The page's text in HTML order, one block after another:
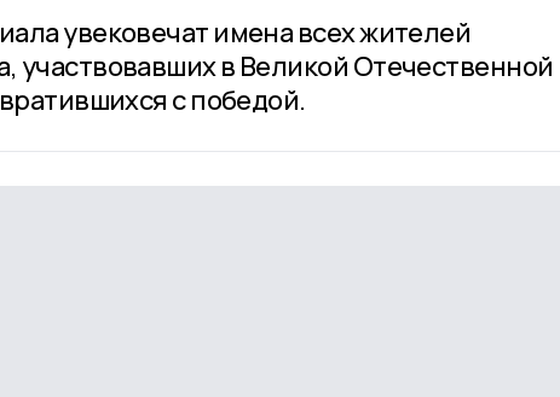
увековечат имена всех жителей
участвовавших в Великой Отечественной
с победой.